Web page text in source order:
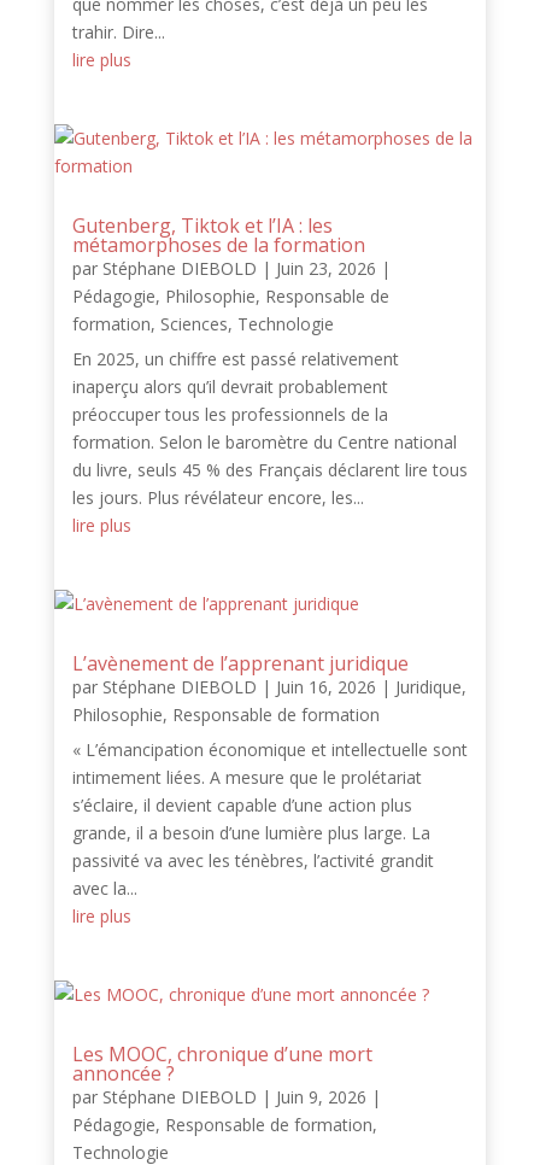
trahir. Dire...
lire plus
Gutenberg, Tiktok et l’IA : les
métamorphoses de la formation
par Stéphane DIEBOLD | Juin 23, 2026 |
Pédagogie, Philosophie, Responsable de
formation, Sciences, Technologie
En 2025, un chiffre est passé relativement
inaperçu alors qu’il devrait probablement
préoccuper tous les professionnels de la
formation. Selon le baromètre du Centre national
du livre, seuls 45 % des Français déclarent lire tous
les jours. Plus révélateur encore, les...
lire plus
L’avènement de l’apprenant juridique
par Stéphane DIEBOLD | Juin 16, 2026 | Juridique,
Philosophie, Responsable de formation
« L’émancipation économique et intellectuelle sont
intimement liées. A mesure que le prolétariat
s’éclaire, il devient capable d’une action plus
grande, il a besoin d’une lumière plus large. La
passivité va avec les ténèbres, l’activité grandit
avec la...
lire plus
Les MOOC, chronique d’une mort
annoncée ?
par Stéphane DIEBOLD | Juin 9, 2026 |
Pédagogie, Responsable de formation,
Technologie